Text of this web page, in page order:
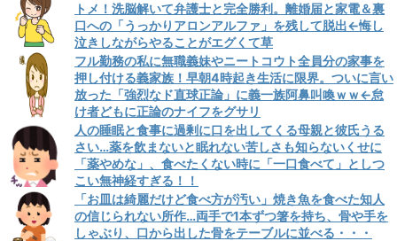
トメ！洗脳解いて弁護士と完全勝利。離婚届と家電＆裏
口への「うっかりアロンアルファ」を残して脱出←悔し
泣きしながらやることがエグくて草
フル勤務の私に無職義妹やニートコウト全員分の家事を
押し付ける義家族！早朝4時起き生活に限界。ついに言い
放った「強烈なド直球正論」に義一族阿鼻叫喚ｗｗ←怠
け者どもに正論のナイフをグサリ
人の睡眠と食事に過剰に口を出してくる母親と彼氏うる
さい…薬を飲まないと眠れない苦しさも知らないくせに
「薬やめな」、食べたくない時に「一口食べて」としつ
こい無神経すぎる！！
「お皿は綺麗だけど食べ方が汚い」焼き魚を食べた知人
の信じられない所作…両手で1本ずつ箸を持ち、骨や手を
しゃぶり、口から出した骨をテーブルに並べる・・・